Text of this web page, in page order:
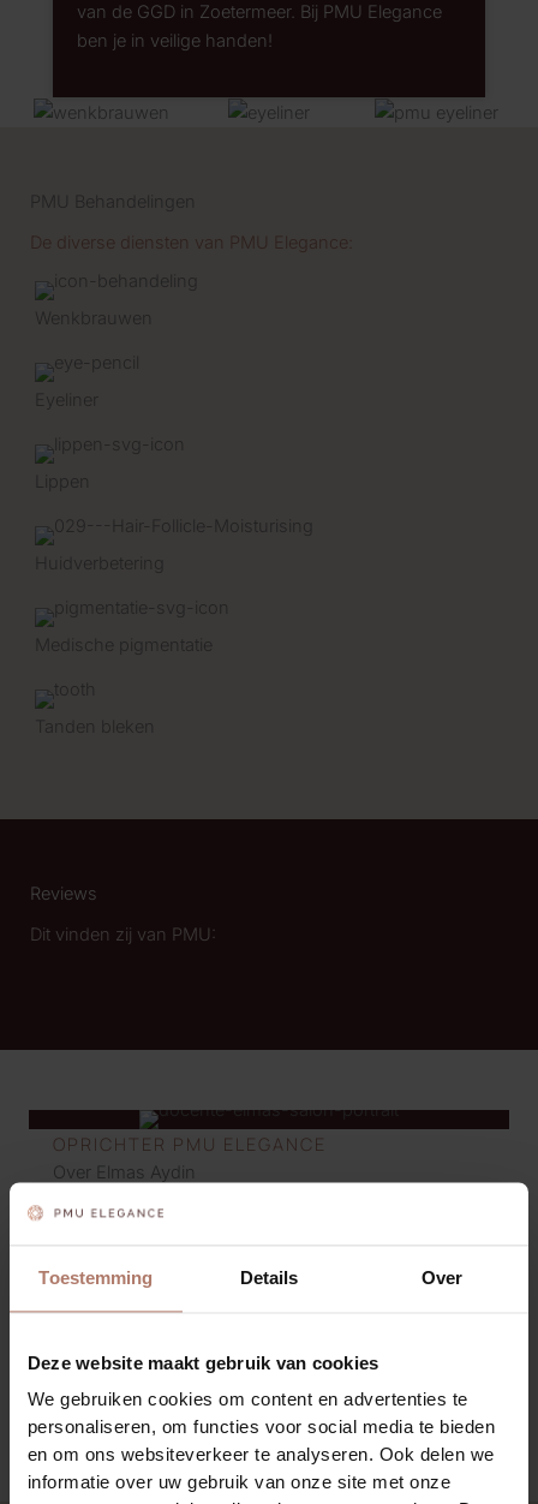
Toestemming Details Over
Deze website maakt gebruik van cookies
We gebruiken cookies om content en advertenties te
personaliseren, om functies voor social media te bieden
en om ons websiteverkeer te analyseren. Ook delen we
informatie over uw gebruik van onze site met onze
van de GGD in Zoetermeer. Bij PMU Elegance
ben je in veilige handen!
PMU Behandelingen
De diverse diensten van PMU Elegance:
Wenkbrauwen
Eyeliner
Lippen
Huidverbetering
Medische pigmentatie
Tanden bleken
Reviews
Dit vinden zij van PMU:
OPRICHTER PMU ELEGANCE
Over Elmas Aydin
Al heel mijn leven ben ik bezig met make-up en
andere vormen om de natuurlijke schoonheid van
mensen te accentueren. Ik vind het heerlijk om
familieleden mogen verzorgen. Voor mij was het dan
begonnen met PMU Studio Elegance in Den Haag.